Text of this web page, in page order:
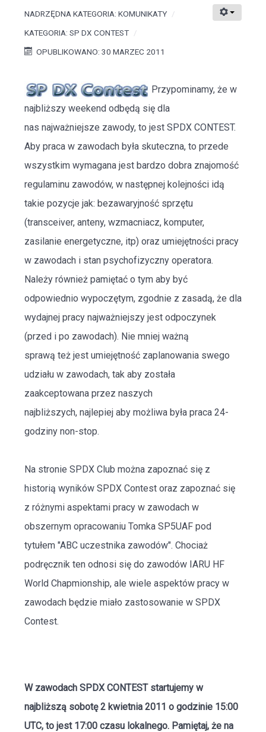
NADRZĘDNA KATEGORIA: KOMUNIKATY
KATEGORIA: SP DX CONTEST
OPUBLIKOWANO: 30 MARZEC 2011
Przypominamy, że w
najbliższy weekend odbędą się dla
nas najważniejsze zawody, to jest SPDX CONTEST.
Aby praca w zawodach była skuteczna, to przede
wszystkim wymagana jest bardzo dobra znajomość
regulaminu zawodów, w następnej kolejności idą
takie pozycje jak: bezawaryjność sprzętu
(transceiver, anteny, wzmacniacz, komputer,
zasilanie energetyczne, itp) oraz umiejętności pracy
w zawodach i stan psychofizyczny operatora.
Należy również pamiętać o tym aby być
odpowiednio wypoczętym, zgodnie z zasadą, że dla
wydajnej pracy najważniejszy jest odpoczynek
(przed i po zawodach). Nie mniej ważną
sprawą też jest umiejętność zaplanowania swego
udziału w zawodach, tak aby została
zaakceptowana przez naszych
najbliższych, najlepiej aby możliwa była praca 24-
godziny non-stop.
Na stronie SPDX Club można zapoznać się z
historią wyników SPDX Contest oraz zapoznać się
z różnymi aspektami pracy w zawodach w
obszernym opracowaniu Tomka SP5UAF pod
tytułem "ABC uczestnika zawodów". Chociaż
podręcznik ten odnosi się do zawodów IARU HF
World Chapmionship, ale wiele aspektów pracy w
zawodach będzie miało zastosowanie w SPDX
Contest.
W zawodach SPDX CONTESTstartujemy w
najbliższą sobotę 2 kwietnia 2011 o godzinie 15:00
UTC, to jest 17:00 czasu lokalnego. Pamiętaj, że na